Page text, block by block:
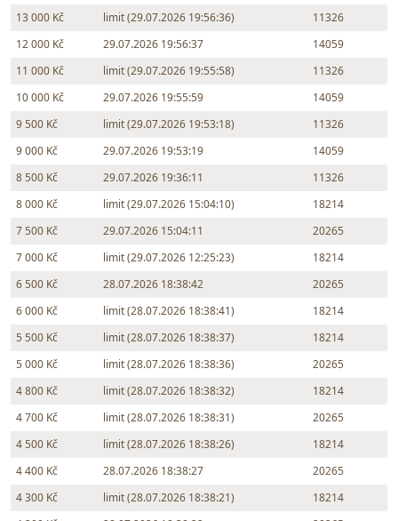
13 000 Kč
limit (29.07.2026 19:56:36)
11326
12 000 Kč
29.07.2026 19:56:37
14059
11 000 Kč
limit (29.07.2026 19:55:58)
11326
10 000 Kč
29.07.2026 19:55:59
14059
9 500 Kč
limit (29.07.2026 19:53:18)
11326
9 000 Kč
29.07.2026 19:53:19
14059
8 500 Kč
29.07.2026 19:36:11
11326
8 000 Kč
limit (29.07.2026 15:04:10)
18214
7 500 Kč
29.07.2026 15:04:11
20265
7 000 Kč
limit (29.07.2026 12:25:23)
18214
6 500 Kč
28.07.2026 18:38:42
20265
6 000 Kč
limit (28.07.2026 18:38:41)
18214
5 500 Kč
limit (28.07.2026 18:38:37)
18214
5 000 Kč
limit (28.07.2026 18:38:36)
20265
4 800 Kč
limit (28.07.2026 18:38:32)
18214
4 700 Kč
limit (28.07.2026 18:38:31)
20265
4 500 Kč
limit (28.07.2026 18:38:26)
18214
4 400 Kč
28.07.2026 18:38:27
20265
4 300 Kč
limit (28.07.2026 18:38:21)
18214